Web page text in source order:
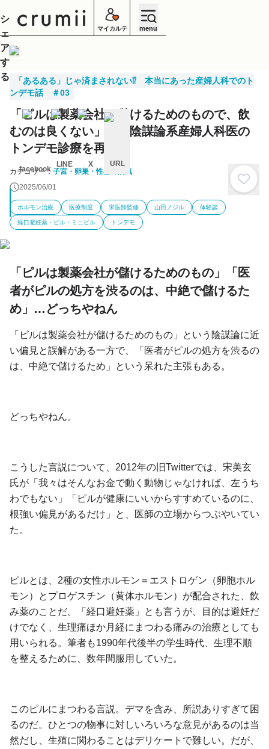
マイカルテ menu
「あるある」じゃ済まされない⁉ 本当にあった産婦人科でのト
ンデモ話 ＃03
「ピルは製薬会社が儲けるためのもので、飲
むのは良くない」ピル陰謀論系産婦人科医の
トンデモ診療を再現！
カテゴリー： 子宮・卵巣・性器の病気
2025/06/01
ホルモン治療 医療制度 宋医師監修 山田ノジル 体験談
経口避妊薬・ピル・ミニピル トンデモ
「ピルは製薬会社が儲けるためのもの」「医
者がピルの処方を渋るのは、中絶で儲けるた
め」…どっちやねん
「ピルは製薬会社が儲けるためのもの」という陰謀論に近
い偏見と誤解がある一方で、「医者がピルの処方を渋るの
は、中絶で儲けるため」という呆れた主張もある。
どっちやねん。
こうした言説について、2012年の旧Twitterでは、宋美玄
氏が「我々はそんなお金で動く動物じゃなければ、左うち
わでもない」「ピルが健康にいいからすすめているのに、
根強い偏見があるだけ」と、医師の立場からつぶやいてい
た。
ピルとは、2種の女性ホルモン＝エストロゲン（卵胞ホル
モン）とプロゲスチン（黄体ホルモン）が配合された、飲
み薬のことだ。「経口避妊薬」とも言うが、目的は避妊だ
けでなく、生理痛ほか月経にまつわる痛みの治療としても
用いられる。筆者も1990年代後半の学生時代、生理不順
を整えるために、数年間服用していた。
このピルにまつわる言説。デマを含み、所説ありすぎて困
るのだ。ひとつの物事に対しいろいろな意見があるのは当
然だし、生殖に関わることはデリケートで難しい。だが、
シ
ェ
ア
す
る
facebook
LINE X URL
キ
ャ
ン
セ
ル